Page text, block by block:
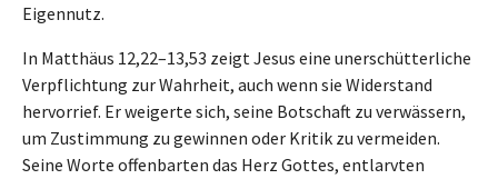
Eigennutz.
In Matthäus 12,22–13,53 zeigt Jesus eine unerschütterliche
Verpflichtung zur Wahrheit, auch wenn sie Widerstand
hervorrief. Er weigerte sich, seine Botschaft zu verwässern,
um Zustimmung zu gewinnen oder Kritik zu vermeiden.
Seine Worte offenbarten das Herz Gottes, entlarvten